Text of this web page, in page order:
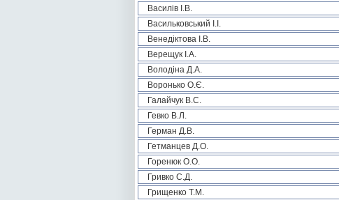
Василів І.В.
Васильковський І.І.
Венедіктова І.В.
Верещук І.А.
Володіна Д.А.
Воронько О.Є.
Галайчук В.С.
Гевко В.Л.
Герман Д.В.
Гетманцев Д.О.
Горенюк О.О.
Гривко С.Д.
Грищенко Т.М.